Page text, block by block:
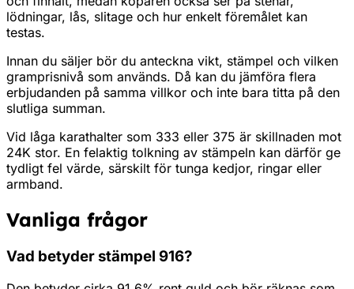
lödningar, lås, slitage och hur enkelt föremålet kan
testas.
Innan du säljer bör du anteckna vikt, stämpel och vilken
gramprisnivå som används. Då kan du jämföra flera
erbjudanden på samma villkor och inte bara titta på den
slutliga summan.
Vid låga karathalter som 333 eller 375 är skillnaden mot
24K stor. En felaktig tolkning av stämpeln kan därför ge
tydligt fel värde, särskilt för tunga kedjor, ringar eller
armband.
Vanliga frågor
Vad betyder stämpel 916?